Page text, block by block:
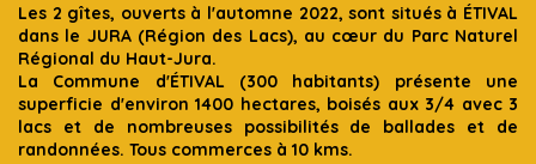
Les 2 gîtes, ouverts à l'automne 2022, sont situés à ÉTIVAL
dans le JURA (Région des Lacs), au cœur du Parc Naturel
Régional du Haut-Jura.
La Commune d'ÉTIVAL (300 habitants) présente une
superficie d'environ 1400 hectares, boisés aux 3/4 avec 3
lacs et de nombreuses possibilités de ballades et de
randonnées. Tous commerces à 10 kms.